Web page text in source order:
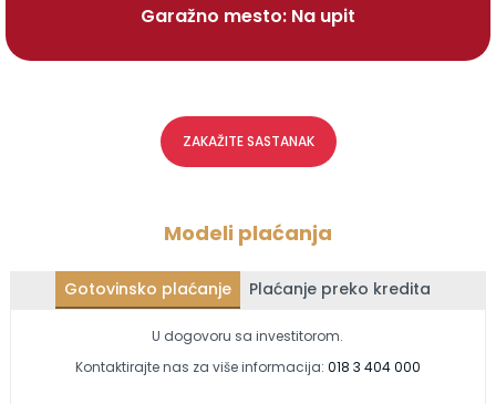
Garažno mesto: Na upit
ZAKAŽITE SASTANAK
Modeli plaćanja
Gotovinsko plaćanje Plaćanje preko kredita
U dogovoru sa investitorom.
Kontaktirajte nas za više informacija: 018 3 404 000